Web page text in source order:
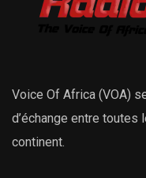
Voice Of Africa (VOA)
d’échange entre
continent.